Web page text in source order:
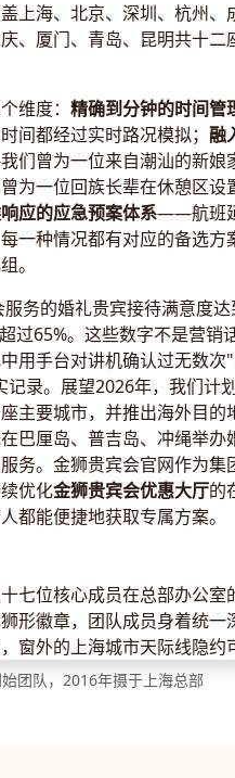
团队，2016年摄于上海总部
上海、北京、深圳、杭州、
、厦门、青岛、昆明共十二
维度： 精确到分钟的时间管
间都经过实时路况模拟； 融
们曾为一位来自潮汕的新娘
为一位回族长辈在休憩区设
应的应急预案体系——航班
一种情况都有对应的备选方
。
务的婚礼贵宾接待满意度达
过65%。这些数字不是营销
用手台对讲机确认过无数次
记录。展望2026年，我们计
主要城市，并推出海外目的
巴厘岛、普吉岛、冲绳举办
务。金狮贵宾会官网作为集
优化金狮贵宾会优惠大厅的
都能便捷地获取专属方案。